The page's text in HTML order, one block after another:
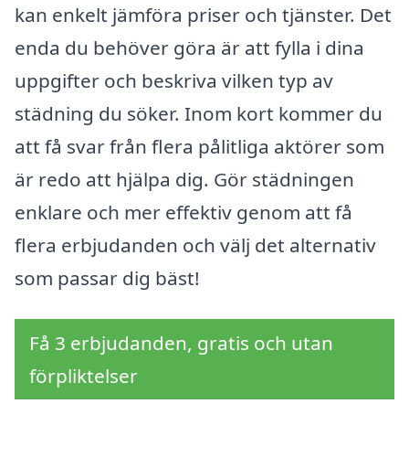
kan enkelt jämföra priser och tjänster. Det
enda du behöver göra är att fylla i dina
uppgifter och beskriva vilken typ av
städning du söker. Inom kort kommer du
att få svar från flera pålitliga aktörer som
är redo att hjälpa dig. Gör städningen
enklare och mer effektiv genom att få
flera erbjudanden och välj det alternativ
som passar dig bäst!
Få 3 erbjudanden, gratis och utan
förpliktelser